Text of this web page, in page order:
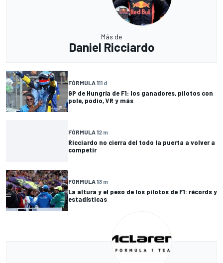
Más de
Daniel Ricciardo
FÓRMULA 111 d
GP de Hungría de F1: los ganadores, pilotos con
pole, podio, VR y más
FÓRMULA 12 m
Ricciardo no cierra del todo la puerta a volver a
competir
FÓRMULA 13 m
La altura y el peso de los pilotos de F1: récords y
estadísticas